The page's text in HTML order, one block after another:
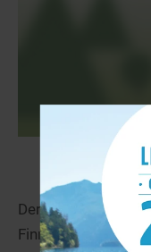
Der Sarvesjåkjavrit
Finnmark.